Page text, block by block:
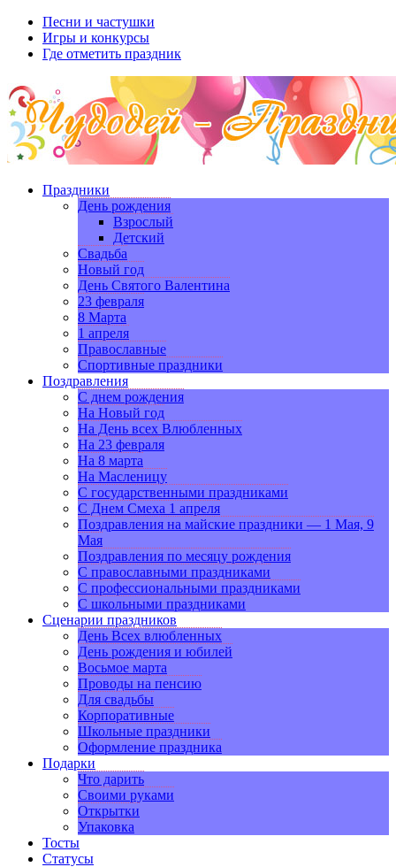
Песни и частушки
Игры и конкурсы
Где отметить праздник
Праздники
День рождения
Взрослый
Детский
Свадьба
Новый год
День Святого Валентина
23 февраля
8 Марта
1 апреля
Православные
Спортивные праздники
Поздравления
С днем рождения
На Новый год
На День всех Влюбленных
На 23 февраля
На 8 марта
На Масленицу
С государственными праздниками
С Днем Смеха 1 апреля
Поздравления на майские праздники — 1 Мая, 9
Мая
Поздравления по месяцу рождения
С православными праздниками
С профессиональными праздниками
С школьными праздниками
Сценарии праздников
День Всех влюбленных
День рождения и юбилей
Восьмое марта
Проводы на пенсию
Для свадьбы
Корпоративные
Школьные праздники
Оформление праздника
Подарки
Что дарить
Своими руками
Открытки
Упаковка
Тосты
Статусы